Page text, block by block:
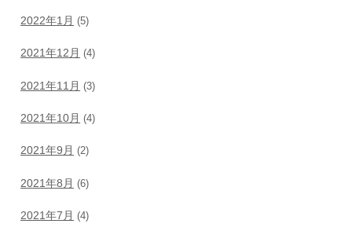
2022年1月 (5)
2021年12月 (4)
2021年11月 (3)
2021年10月 (4)
2021年9月 (2)
2021年8月 (6)
2021年7月 (4)